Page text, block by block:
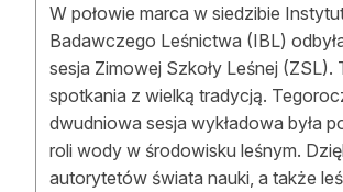
Leśnik na zakupach
Z zagranicy
Edukacja
Lasy prywatne
W połowie marca w siedzibie
Badawczego Leśnictwa (IBL)
sesja Zimowej Szkoły Leśnej (ZSL).
spotkania z wielką tradycją.
dwudniowa sesja wykładowa była
roli wody w środowisku leśnym.
autorytetów świata nauki, a także